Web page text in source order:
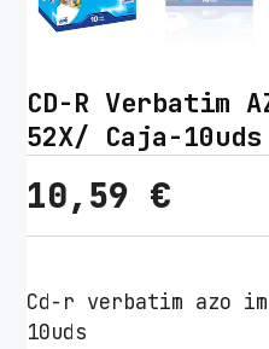
CD-R Verbatim
52X/ Caja-10uds
10,59 €
Cd-r verbatim azo
10uds